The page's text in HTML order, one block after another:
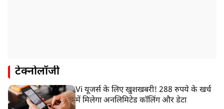
टेक्नोलॉजी
Vi यूजर्स के लिए खुशखबरी! 288 रुपये के खर्च
में मिलेगा अनलिमिटेड कॉलिंग और डेटा